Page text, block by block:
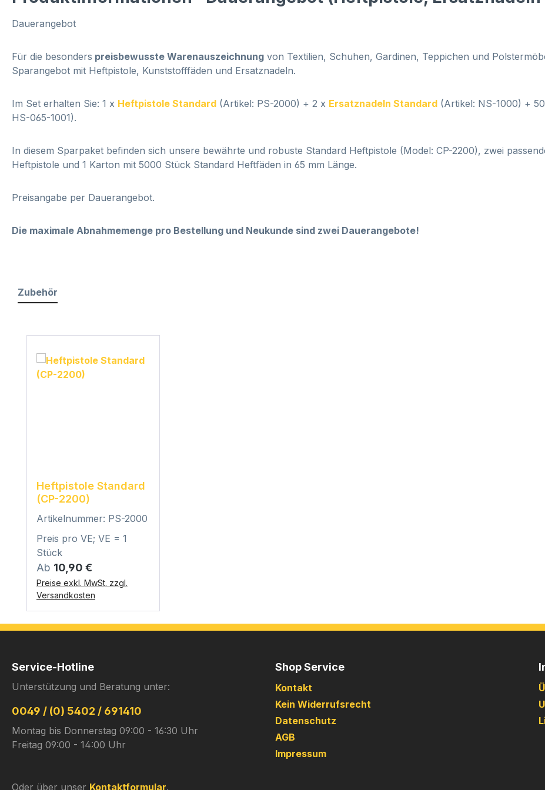
Dauerangebot
Für die besonders preisbewusste Warenauszeichnung von Textilien, Schuhen, Gardinen, Teppichen und
Sparangebot mit Heftpistole, Kunststofffäden und Ersatznadeln.
Im Set erhalten Sie: 1 x Heftpistole Standard (Artikel: PS-2000) + 2 x Ersatznadeln Standard (Artikel: NS-1000) +
HS-065-1001).
In diesem Sparpaket befinden sich unsere bewährte und robuste Standard Heftpistole (Model: CP-2200), zwei
Heftpistole und 1 Karton mit 5000 Stück Standard Heftfäden in 65 mm Länge.
Preisangabe per Dauerangebot.
Die maximale Abnahmemenge pro Bestellung und Neukunde sind zwei Dauerangebote!
Zubehör
Heftpistole Standard
(CP-2200)
Artikelnummer: PS-2000
Preis pro VE; VE = 1
Stück
Regulärer Preis:
Ab 10,90 €
Preise exkl. MwSt. zzgl.
Versandkosten
Service-Hotline
Unterstützung und Beratung unter:
0049 / (0) 5402 / 691410
Montag bis Donnerstag 09:00 - 16:30 Uhr
Freitag 09:00 - 14:00 Uhr
Oder über unser Kontaktformular.
Shop Service
Kontakt
Kein Widerrufsrecht
Datenschutz
AGB
Impressum